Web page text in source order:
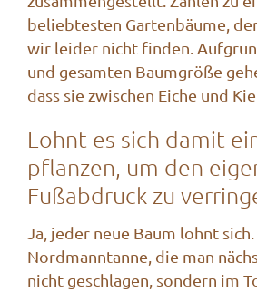
beliebtesten Gartenbäume,
wir leider nicht finden.
und gesamten Baumgröße
dass sie zwischen Eiche und
Lohnt es sich damit
pflanzen, um den
Fußabdruck zu
Ja, jeder neue Baum lohnt
Nordmanntanne, die man
nicht geschlagen, sondern im